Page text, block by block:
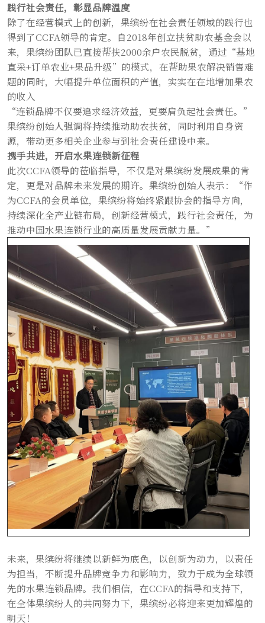
践行社会责任，彰显品牌温度
除了在经营模式上的创新，果缤纷在社会责任领域的践行也
得到了CCFA领导的肯定。自2018年创立扶贫助农基金会以
来，果缤纷团队已直接帮扶2000余户农民脱贫，通过“基地
直采+订单农业+果品升级”的模式，在帮助果农解决销售难
题的同时，大幅提升单位面积的产值，实实在在地增加果农
的收入
“连锁品牌不仅要追求经济效益，更要肩负起社会责任。”
果缤纷创始人强调将持续推动助农扶贫，同时利用自身资
源，带动更多相关企业参与到社会责任建设中来。
携手共进，开启水果连锁新征程
此次CCFA领导的莅临指导，不仅是对果缤纷发展成果的肯
定，更是对品牌未来发展的期许。果缤纷创始人表示：“作
为CCFA的会员单位，果缤纷将始终紧跟协会的指导方向，
持续深化全产业链布局，创新经营模式，践行社会责任，为
推动中国水果连锁行业的高质量发展贡献力量。”
未来，果缤纷将继续以新鲜为底色，以创新为动力，以责任
为担当，不断提升品牌竞争力和影响力，致力于成为全球领
先的水果连锁品牌。我们相信，在CCFA的指导和支持下，
在全体果缤纷人的共同努力下，果缤纷必将迎来更加辉煌的
明天！